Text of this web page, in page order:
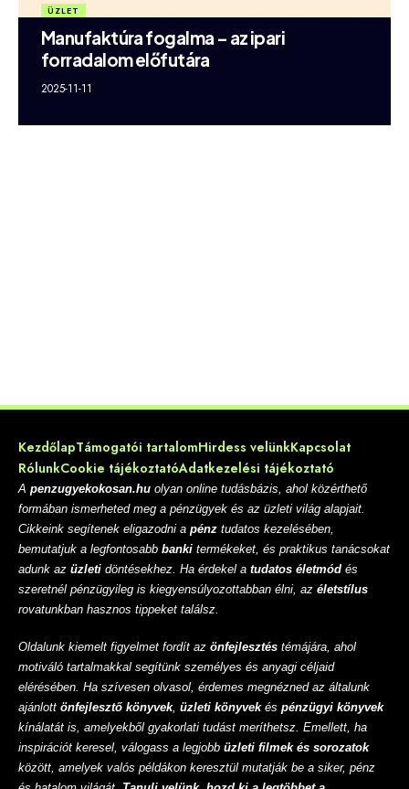
ÜZLET
Manufaktúra fogalma – az ipari
forradalom előfutára
2025-11-11
KezdőlapTámogatói tartalomHirdess velünkKapcsolat
RólunkCookie tájékoztatóAdatkezelési tájékoztató
A penzugyekokosan.hu olyan online tudásbázis, ahol közérthető
formában ismerheted meg a pénzügyek és az üzleti világ alapjait.
Cikkeink segítenek eligazodni a pénz tudatos kezelésében,
bemutatjuk a legfontosabb banki termékeket, és praktikus tanácsokat
adunk az üzleti döntésekhez. Ha érdekel a tudatos életmód és
szeretnél pénzügyileg is kiegyensúlyozottabban élni, az életstílus
rovatunkban hasznos tippeket találsz.
Oldalunk kiemelt figyelmet fordít az önfejlesztés témájára, ahol
motiváló tartalmakkal segítünk személyes és anyagi céljaid
elérésében. Ha szívesen olvasol, érdemes megnézned az általunk
ajánlott önfejlesztő könyvek, üzleti könyvekés pénzügyi könyvek
kínálatát is, amelyekből gyakorlati tudást meríthetsz. Emellett, ha
inspirációt keresel, válogass a legjobb üzleti filmek és sorozatok
között, amelyek valós példákon keresztül mutatják be a siker, pénz